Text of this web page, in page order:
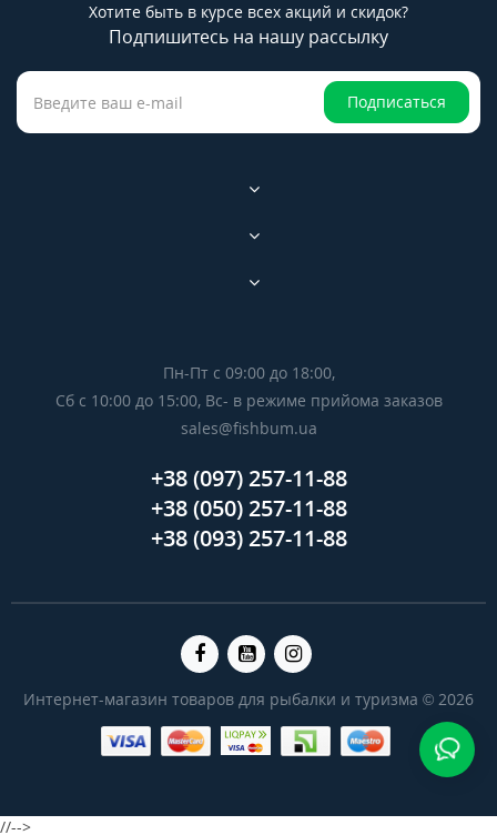
Хотите быть в курсе всех акций и скидок?
Подпишитесь на нашу рассылку
Подписаться
Пн-Пт с 09:00 до 18:00,
Сб с 10:00 до 15:00, Вс- в режиме прийома заказов
sales@fishbum.ua
+38 (097) 257-11-88
+38 (050) 257-11-88
+38 (093) 257-11-88
Интернет-магазин товаров для рыбалки и туризма © 2026
//-->